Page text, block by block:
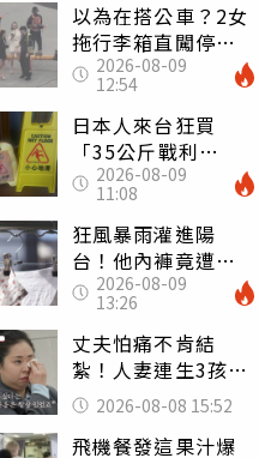
以為在搭公車？2女
拖行李箱直闖停機
坪「揮手攔機」
荒謬影片曝網傻眼
2026-08-09
12:54
日本人來台狂買
「35公斤戰利
品」 連拜拜用紅
盤、「小心地滑」
告示牌也帶回家
2026-08-09
11:08
狂風暴雨灌進陽
台！他內褲竟遭颱
風吹走 陳世軒神
回1句笑翻上萬網友
2026-08-09
13:26
丈夫怕痛不肯結
紮！人妻連生3孩
控遭家暴淚喊：真
的好累
2026-08-08 15:52
飛機餐發這果汁爆